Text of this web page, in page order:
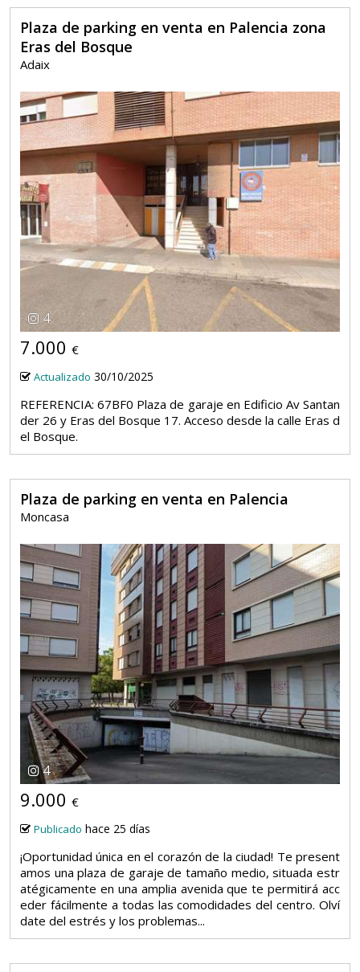
Plaza de parking en venta en Palencia zona
Eras del Bosque
Adaix
4
7.000 €
Actualizado 30/10/2025
REFERENCIA: 67BF0 Plaza de garaje en Edificio Av Santan
der 26 y Eras del Bosque 17. Acceso desde la calle Eras d
el Bosque.
Plaza de parking en venta en Palencia
Moncasa
4
9.000 €
Publicado hace 25 días
¡Oportunidad única en el corazón de la ciudad! Te present
amos una plaza de garaje de tamaño medio, situada estr
atégicamente en una amplia avenida que te permitirá acc
eder fácilmente a todas las comodidades del centro. Olví
date del estrés y los problemas...